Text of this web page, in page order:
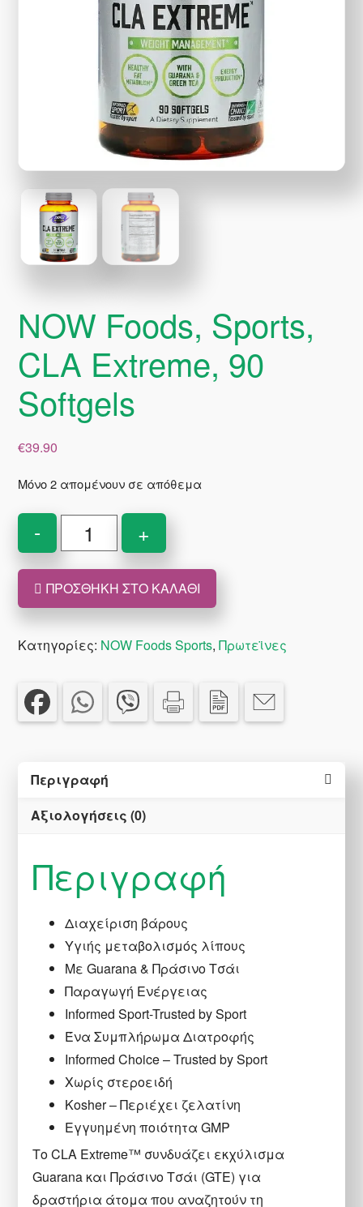
NOW Foods, Sports,
CLA Extreme, 90
Softgels
€39.90
Μόνο 2 απομένουν σε απόθεμα
-
NOW
Foods,
Sports,
CLA
90
ποσότητα
+
ΠΡΟΣΘΉΚΗ ΣΤΟ ΚΑΛΆΘΙ
Κατηγορίες: NOW Foods Sports,Πρωτεϊνες
Περιγραφή
Αξιολογήσεις (0)
Περιγραφή
Διαχείριση βάρους
Υγιής μεταβολισμός λίπους
Με Guarana & Πράσινο Τσάι
Παραγωγή Ενέργειας
Informed Sport-Trusted by Sport
Ένα Συμπλήρωμα Διατροφής
Informed Choice – Trusted by Sport
Χωρίς στεροειδή
Kosher – Περιέχει ζελατίνη
Εγγυημένη ποιότητα GMP
Το CLA Extreme™ συνδυάζει εκχύλισμα
Guarana και Πράσινο Τσάι (GTE) για
δραστήρια άτομα που αναζητούν τη